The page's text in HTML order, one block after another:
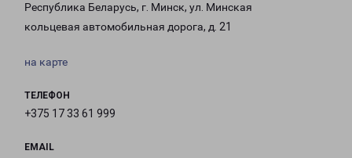
Республика Беларусь, г. Минск, ул. Минская
кольцевая автомобильная дорога, д. 21
на карте
ТЕЛЕФОН
+375 17 33 61 999
EMAIL